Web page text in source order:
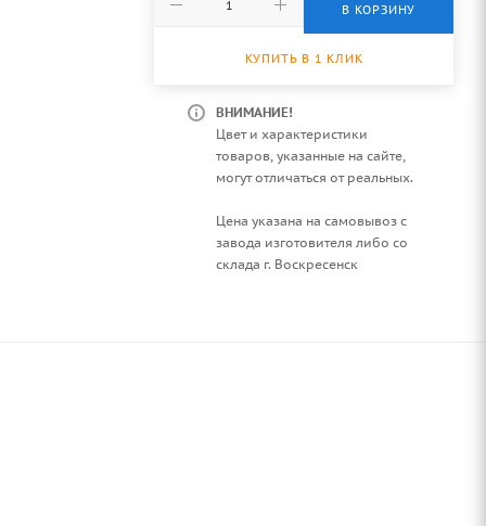
В КОРЗИНУ
КУПИТЬ В 1 КЛИК
ВНИМАНИЕ!
Цвет и характеристики
товаров, указанные на сайте,
могут отличаться от реальных.
Цена указана на самовывоз с
завода изготовителя либо со
склада г. Воскресенск